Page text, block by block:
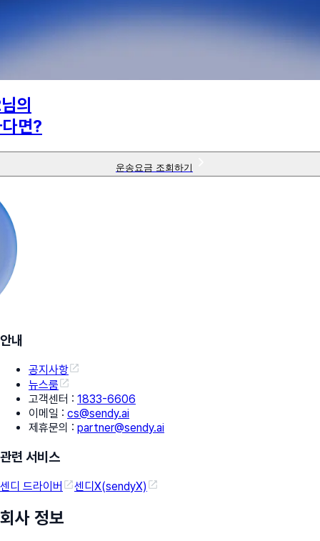
님의
면?
운송요금 조회하기
안내
공지사항
뉴스룸
고객센터 : 1833-6606
이메일 : cs@sendy.ai
제휴문의 : partner@sendy.ai
관련 서비스
센디 드라이버 센디X(sendyX)
회사 정보